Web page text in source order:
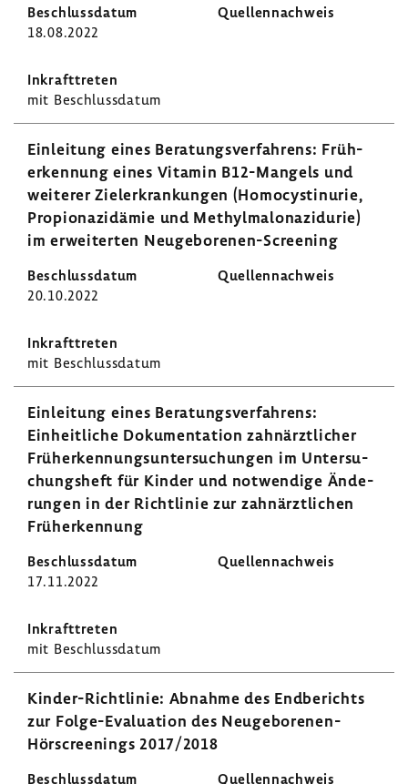
18.08.2022
mit Beschluss­datum
Einlei­tung eines Bera­tungs­ver­fah­rens: Früh­
erken­nung eines Vitamin B12-​Mangels und
weiterer Ziel­er­kran­kungen (Homo­cys­ti­n­urie,
Propio­na­zi­dämie und Methyl­ma­lo­na­zi­durie)
im erwei­terten Neugeborenen-​Screening
20.10.2022
mit Beschluss­datum
Einlei­tung eines Bera­tungs­ver­fah­rens:
Einheit­liche Doku­men­ta­tion zahn­ärzt­li­cher
Früh­erken­nungs­un­ter­su­chungen im Unter­su­
chungs­heft für Kinder und notwen­dige Ände­
rungen in der Richt­linie zur zahn­ärzt­li­chen
Früh­erken­nung
17.11.2022
mit Beschluss­datum
Kinder-​Richtlinie: Abnahme des Endbe­richts
zur Folge-​Evaluation des Neugeborenen-​
Hörscreenings 2017/2018